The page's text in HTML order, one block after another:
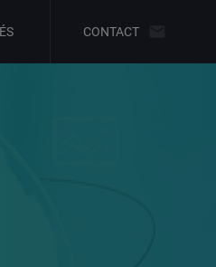
CONTACT